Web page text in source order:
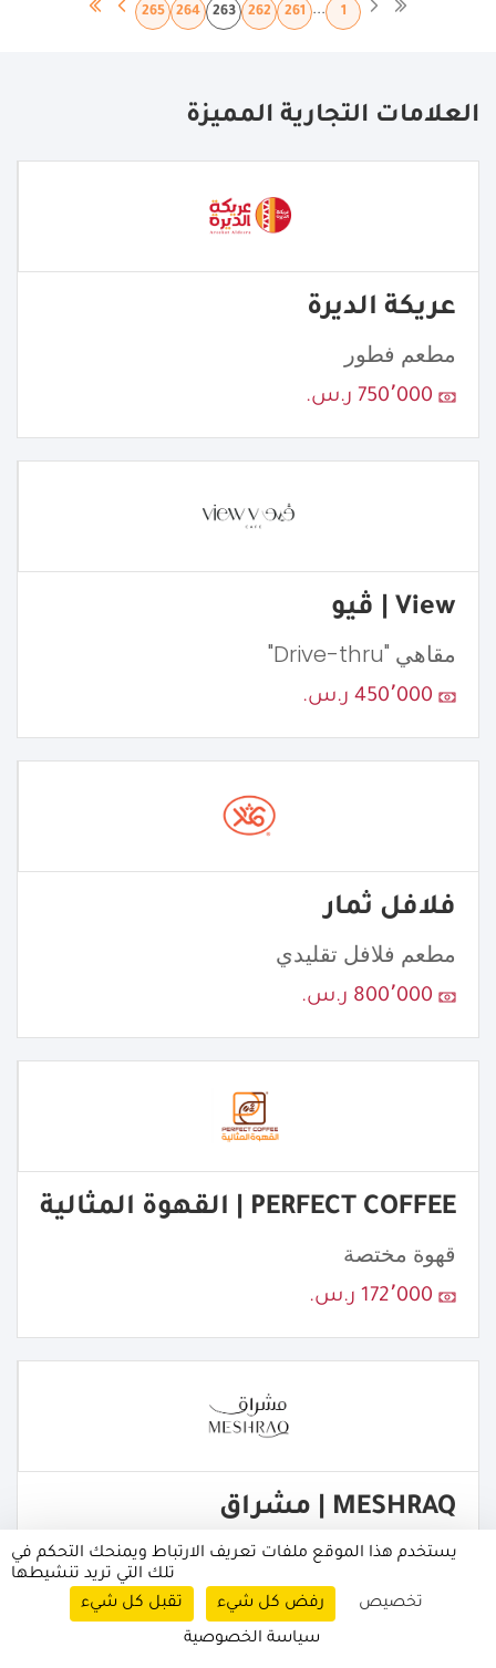
1
...
261
262
263
264
265
العلامات التجارية المميزة
عريكة الديرة
مطعم فطور
750٬000 ر.س.
View | ڤيو
مقاهي "Drive-thru"
450٬000 ر.س.
فلافل ثمار
مطعم فلافل تقليدي
800٬000 ر.س.
PERFECT COFFEE | القهوة المثالية
قهوة مختصة
172٬000 ر.س.
MESHRAQ | مشراق
مطعم فطور
1٬000٬000 ر.س.
يستخدم هذا الموقع ملفات تعريف الارتباط ويمنحك التحكم في
تلك التي تريد تنشيطها
تقبل كل شيء
رفض كل شيء
تخصيص
سياسة الخصوصية